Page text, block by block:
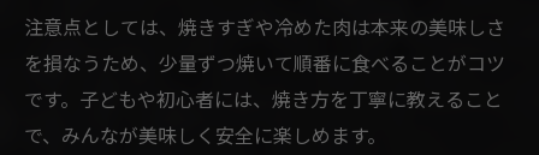
注意点としては、焼きすぎや冷めた肉は本来の美味しさ
を損なうため、少量ずつ焼いて順番に食べることがコツ
です。子どもや初心者には、焼き方を丁寧に教えること
で、みんなが美味しく安全に楽しめます。